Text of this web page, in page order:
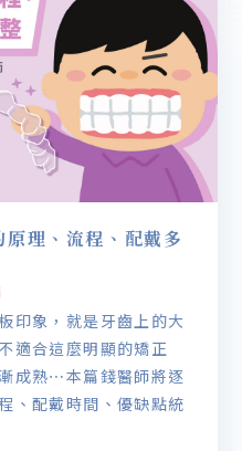
理、流程、配戴多
印象，就是牙齒上的大
適合這麼明顯的矯正
成熟⋯本篇錢醫師將逐
、配戴時間、優缺點統